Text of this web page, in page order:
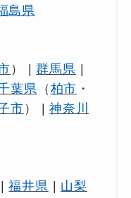
島県
） |群馬県 |
葉県 （ 柏市 ・
市） |神奈川
|福井県
山梨